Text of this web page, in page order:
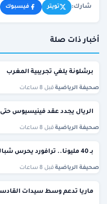
شارك: تويتر فيسبوك
أخبار ذات صلة
برشلونة يلغي تجريبية المغرب
صحيفة الرياضية قبل 8 ساعات
الريال يجدد عقد فينيسيوس حتى 2032
صحيفة الرياضية قبل 8 ساعات
بـ 40 مليونا.. ترافورد يحرس شباك ليدز
صحيفة الرياضية قبل 8 ساعات
ماريا تدعم وسط سيدات القادسية